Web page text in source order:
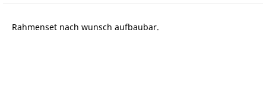
Rahmenset nach wunsch aufbaubar.